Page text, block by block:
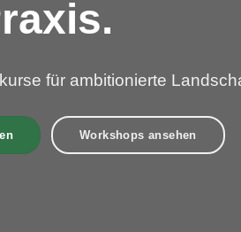
für ambitionierte
Workshops ansehen